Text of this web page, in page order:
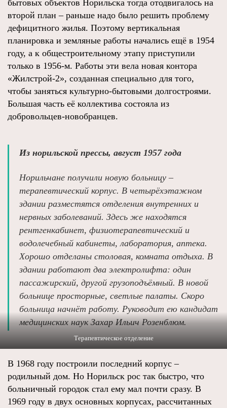
бытовых объектов Норильска тогда отодвигалось на
второй план – раньше надо было решить проблему
дефицитного жилья. Поэтому вертикальная
планировка и земляные работы начались ещё в 1954
году, а к общестроительному этапу приступили
только в 1956-м. Работы эти вела новая контора
«Жилстрой-2», созданная специально для того,
чтобы заняться культурно-бытовыми долгостроями.
Большая часть её коллектива состояла из
добровольцев-новобранцев.
Из норильской прессы, август 1957 года
Норильчане получили новую больницу –
терапевтический корпус. В четырёхэтажном
здании разместятся отделения внутренних и
нервных заболеваний. Здесь же находятся
рентгенкабинет, физиотерапевтический и
водолечебный кабинеты, лаборатория, аптека.
Хорошо отделаны столовая, комната отдыха. В
здании работают два электролифта: один
пассажирский, другой грузоподъёмный. В новой
больнице просторные, светлые палаты. Скоро
больница начнёт работу. Руководит ею кандидат
медицинских наук Захар Ильич Розенблюм.
Терапевтическое отделение
В 1968 году построили последний корпус –
родильный дом. Но Норильск рос так быстро, что
больничный городок стал ему мал почти сразу. В
1969 году в двух основных корпусах, рассчитанных